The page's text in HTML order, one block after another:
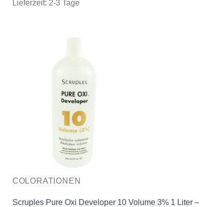
Lieferzeit: 2-3 Tage
COLORATIONEN
Scruples Pure Oxi Developer 10 Volume 3% 1 Liter –